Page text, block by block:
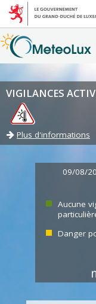
VIGILANCES
Plus d'informations
09/08/
Aucune
Danger